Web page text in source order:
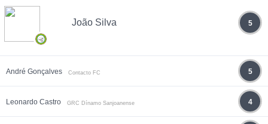
João Silva 5
André Gonçalves Contacto FC 5
Leonardo Castro GRC Dínamo Sanjoanense 4